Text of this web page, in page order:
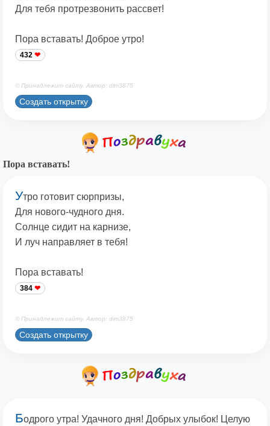
Для тебя протрезвонить рассвет!
Пора вставать! Доброе утро!
432
© Принадлежит сайту. Автор: dim3875
Создать открытку
Пора вставать!
Утро готовит сюрпризы,
Для нового-чудного дня.
Солнце сидит на карнизе,
И луч направляет в тебя!
Пора вставать!
384
© Принадлежит сайту. Автор: dim3875
Создать открытку
Бодрого утра! Удачного дня! Добрых улыбок! Целую